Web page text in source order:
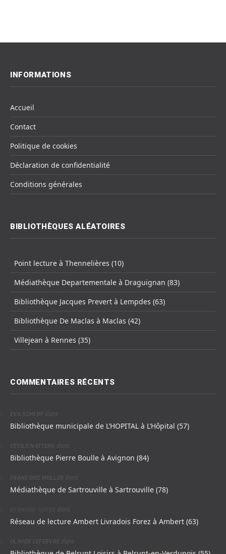
INFORMATIONS
Accueil
Contact
Politique de cookies
Déclaration de confidentialité
Conditions générales
BIBLIOTHÈQUES ALÉATOIRES
Point lecture à Thennelières (10)
Médiathèque Departementale à Draguignan (83)
Bibliothèque Jacques Prevert à Lempdes (63)
Bibliothèque De Maclas à Maclas (42)
Villejean à Rennes (35)
COMMENTAIRES RÉCENTS
EVA SCHERF dans
Bibliothèque municipale de L’HOPITAL à L’Hôpital (57)
CÉCILE NATTERO dans
Bibliothèque Pierre Boulle à Avignon (84)
FRANCOISE MULLER dans
Médiathèque de Sartrouville à Sartrouville (78)
dans
Réseau de lecture Ambert Livradois Forez à Ambert (63)
OLIVIER LEFEBVRE dans